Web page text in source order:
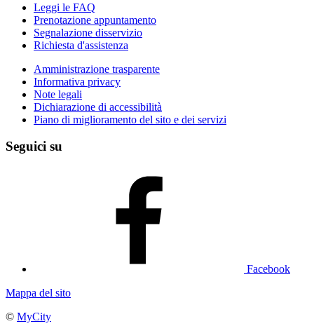
Leggi le FAQ
Prenotazione appuntamento
Segnalazione disservizio
Richiesta d'assistenza
Amministrazione trasparente
Informativa privacy
Note legali
Dichiarazione di accessibilità
Piano di miglioramento del sito e dei servizi
Seguici su
Facebook
Mappa del sito
© MyCity